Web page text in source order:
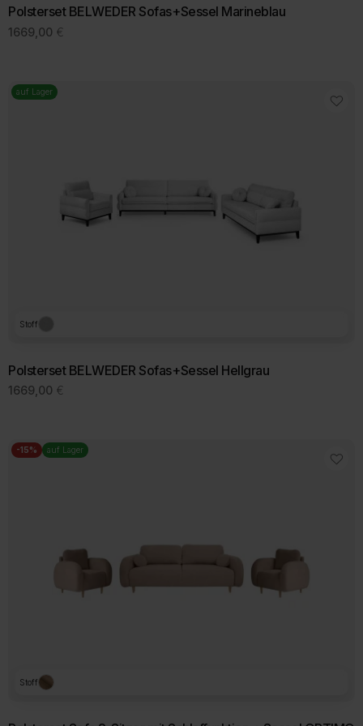
Polsterset BELWEDER Sofas+Sessel Marineblau
1669,00 €
auf Lager
Stoff
Polsterset BELWEDER Sofas+Sessel Hellgrau
1669,00 €
-15% auf Lager
Stoff